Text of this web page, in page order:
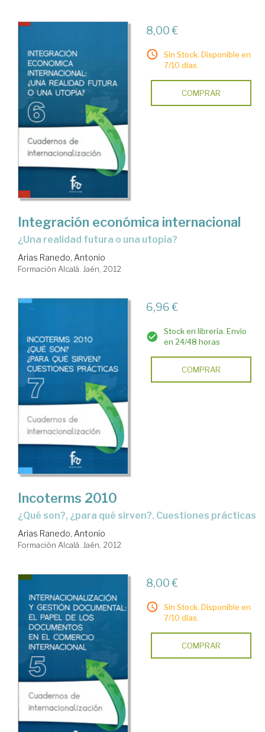
8,00 €
Sin Stock. Disponible en
7/10 días.
COMPRAR
Integración económica internacional
¿una realidad futura o una utopía?
Arias Ranedo, Antonio
Formación Alcalá. Jaén, 2012
6,96 €
Stock en librería. Envío
en 24/48 horas
COMPRAR
Incoterms 2010
¿qué son?, ¿para qué sirven?. Cuestiones prácticas
Arias Ranedo, Antonio
Formación Alcalá. Jaén, 2012
8,00 €
Sin Stock. Disponible en
7/10 días.
COMPRAR